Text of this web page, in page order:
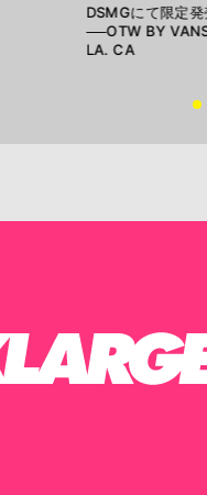
DSMGにて限定発
──OTW BY
LA. CA